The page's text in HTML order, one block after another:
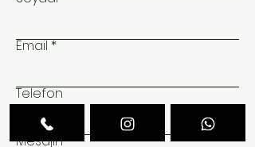
Email
Telefon
Mesajın